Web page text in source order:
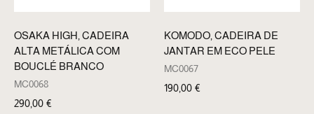
OSAKA HIGH, CADEIRA
ALTA METÁLICA COM
BOUCLÉ BRANCO
MC0068
290,00 €
KOMODO, CADEIRA DE
JANTAR EM ECO PELE
MC0067
190,00 €